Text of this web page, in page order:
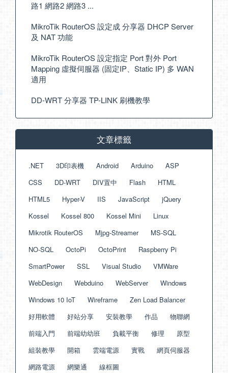
路1 網路2 網路3 ...
MikroTik RouterOS 設定成 分享器 DHCP Server
及 NAT 功能
MikroTik RouterOS 設定指定 Port 對外 Port
Mapping 虛擬伺服器 (固定IP、Static IP) 多 WAN
適用
DD-WRT 分享器 TP-LINK 刷機教學
文章標籤
.NET 3D印表機 Android Arduino
ASP
CSS
DD-WRT DIV置中 Flash
HTML
HTML5
Hyper-V IIS JavaScript
jQuery
Kossel
Kossel 800 Kossel Mini
Linux
Mikrotik RouterOS
Mjpg-Streamer
MS-SQL
NO-SQL
OctoPi OctoPrint
Raspberry Pi
SmartPower
SSL Visual Studio
VMWare
WebDesign
Webduino WebServer
Windows
Windows 10 IoT
Wireframe
Zen Load Balancer
好用軟體
好站分享 安裝教學 作品
物聯網
前端入門
前端幼幼班 負載平衡 修理
原型
組裝教學
開箱 雲端電源 實戰
網頁伺服器
網路電源
網樂通 線框圖